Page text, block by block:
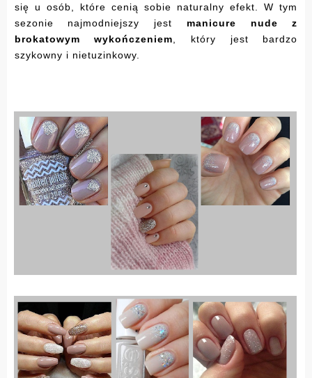
się u osób, które cenią sobie naturalny efekt. W tym
sezonie najmodniejszy jest manicure nude z
brokatowym wykończeniem , który jest bardzo
szykowny i nietuzinkowy.